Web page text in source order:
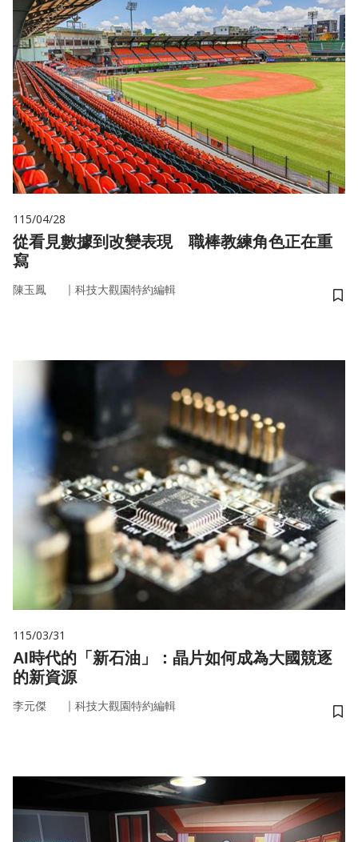
115/04/28
從看見數據到改變表現 職棒教練角色正在重
寫
陳玉鳳 ｜ 科技大觀園特約編輯
儲
115/03/31
AI時代的「新石油」：晶片如何成為大國競逐
的新資源
李元傑 ｜ 科技大觀園特約編輯
儲